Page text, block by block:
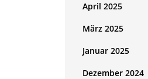
April 2025
März 2025
Januar 2025
Dezember 2024